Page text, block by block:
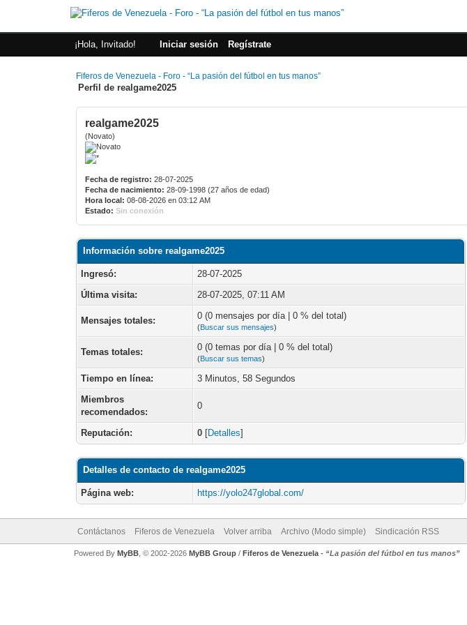
¡Hola, Invitado! Iniciar sesión Regístrate
Fiferos de Venezuela - Foro - “La pasión del fútbol en tus manos”
Perfil de realgame2025
realgame2025
(Novato)
Fecha de registro: 28-07-2025
Fecha de nacimiento: 28-09-1998 (27 años de edad)
Hora local: 08-08-2026 en 03:12 AM
Estado: Sin conexión
Información sobre realgame2025
Ingresó:
28-07-2025
Última visita:
28-07-2025, 07:11 AM
Mensajes totales: 0 (0 mensajes por día | 0 % del total)
(Buscar sus mensajes)
Temas totales: 0 (0 temas por día | 0 % del total)
(Buscar sus temas)
Tiempo en línea:
3 Minutos, 58 Segundos
Miembros
recomendados:
0
Reputación: 0 [Detalles]
Detalles de contacto de realgame2025
Página web: https://yolo247global.com/
Contáctanos Fiferos de Venezuela Volver arriba Archivo (Modo simple) Sindicación RSS
Powered By MyBB, © 2002-2026 MyBB Group/ Fiferos de Venezuela- “La pasión del fútbol en tus manos”